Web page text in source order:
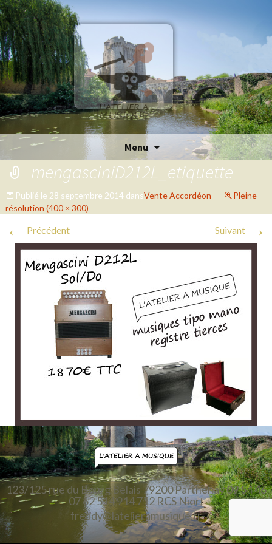
Menu
contenu
mengasciniD212L_etiquette
Publié le 28 septembre 2014dansVente Accordéon
Pleine
résolution (400 × 300)
← Précédent Suivant →
123/125 rue du Bourg Belais 79200 Parthenay09 54 46
07 62514 914 712 RCS Niort
freddy@latelieramusique.fr